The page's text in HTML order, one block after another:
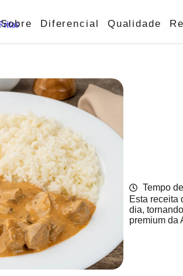
Sobre Diferencial Qualidade
Tempo
Esta receita
dia,
premium da